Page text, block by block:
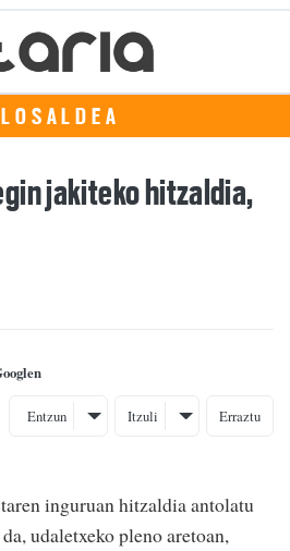
jakiteko hitzaldia,
Entzun Itzuli Erraztu
inguruan hitzaldia antolatu
udaletxeko pleno aretoan,